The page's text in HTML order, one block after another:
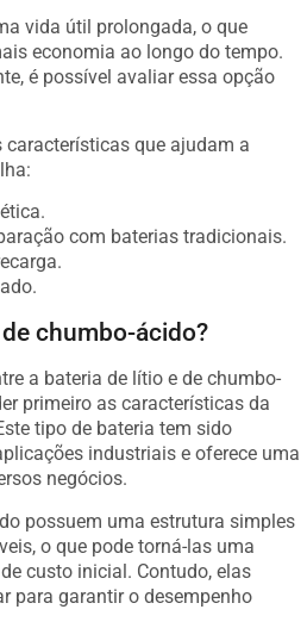
vida útil prolongada, o que
economia ao longo do tempo.
é possível avaliar essa opção
que ajudam a
com baterias tradicionais.
chumbo-ácido?
a bateria de lítio e de chumbo-
primeiro as características da
tipo de bateria tem sido
industriais e oferece uma
negócios.
possuem uma estrutura simples
o que pode torná-las uma
custo inicial. Contudo, elas
para garantir o desempenho